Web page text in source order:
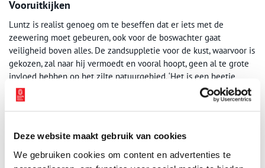
Deze website maakt gebruik van cookies
We gebruiken cookies om content en advertenties te
Vooruitkijken
Luntz is realist genoeg om te beseffen dat er iets met de
zeewering moet gebeuren, ook voor de boswachter gaat
veiligheid boven alles. De zandsuppletie voor de kust, waarvoor is
gekozen, zal naar hij vermoedt en vooral hoopt, geen al te grote
invloed hebben op het zilte natuurgebied. ‘Het is een beetje
koffiedik kijken, maar het zal naar wij verwachten misschien heel
langzaam wat minder zout worden. Maar het belangrijkste is dat
het open beeld van de polder gehandhaafd blijft, dat je hier zit
Door Gert Hage/SLeM